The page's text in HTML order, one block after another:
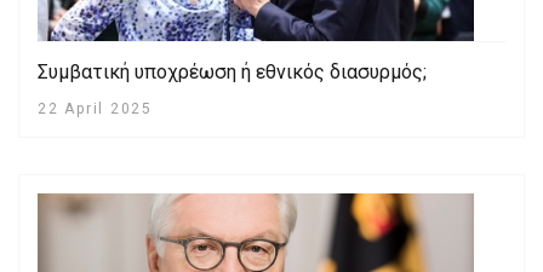
Συμβατική υποχρέωση ή εθνικός διασυρμός;
22 April 2025